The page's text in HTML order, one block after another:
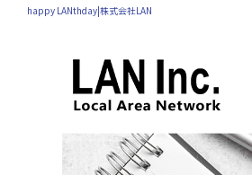
happy LANthday|株式会社LAN